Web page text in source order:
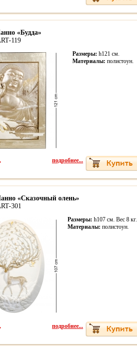
«Будда»
119
Размеры: h121 см.
Материалы: полистоун.
подробнее...
«Сказочный олень»
301
Размеры: h107 см. Вес 8 кг.
Материалы: полистоун.
подробнее...